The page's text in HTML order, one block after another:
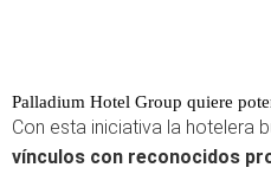
Palladium Hotel Group quiere
Con esta iniciativa la hotelera
vínculos con reconocidos